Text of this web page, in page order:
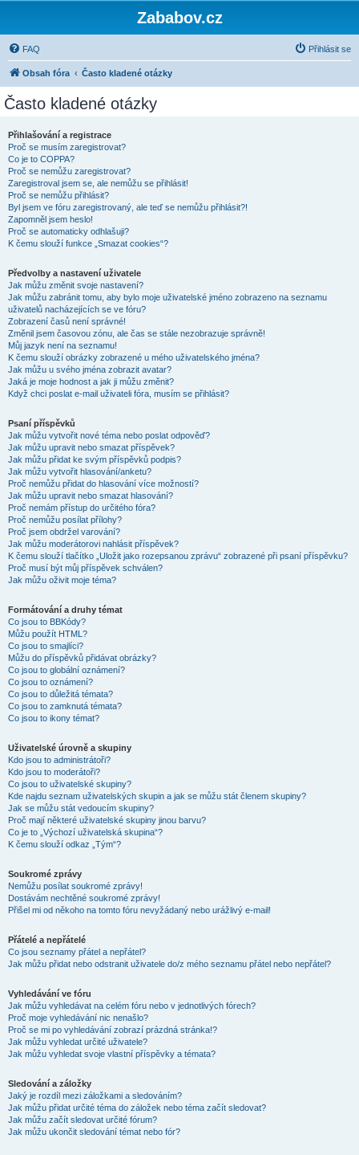
Zababov.cz
FAQ Přihlásit se
Obsah fóra Často kladené otázky
Často kladené otázky
Přihlašování a registrace
Proč se musím zaregistrovat?
Co je to COPPA?
Proč se nemůžu zaregistrovat?
Zaregistroval jsem se, ale nemůžu se přihlásit!
Proč se nemůžu přihlásit?
Byl jsem ve fóru zaregistrovaný, ale teď se nemůžu přihlásit?!
Zapomněl jsem heslo!
Proč se automaticky odhlašuji?
K čemu slouží funkce „Smazat cookies“?
Předvolby a nastavení uživatele
Jak můžu změnit svoje nastavení?
Jak můžu zabránit tomu, aby bylo moje uživatelské jméno zobrazeno na seznamu
uživatelů nacházejících se ve fóru?
Zobrazení časů není správné!
Změnil jsem časovou zónu, ale čas se stále nezobrazuje správně!
Můj jazyk není na seznamu!
K čemu slouží obrázky zobrazené u mého uživatelského jména?
Jak můžu u svého jména zobrazit avatar?
Jaká je moje hodnost a jak ji můžu změnit?
Když chci poslat e-mail uživateli fóra, musím se přihlásit?
Psaní příspěvků
Jak můžu vytvořit nové téma nebo poslat odpověď?
Jak můžu upravit nebo smazat příspěvek?
Jak můžu přidat ke svým příspěvků podpis?
Jak můžu vytvořit hlasování/anketu?
Proč nemůžu přidat do hlasování více možností?
Jak můžu upravit nebo smazat hlasování?
Proč nemám přístup do určitého fóra?
Proč nemůžu posílat přílohy?
Proč jsem obdržel varování?
Jak můžu moderátorovi nahlásit příspěvek?
K čemu slouží tlačítko „Uložit jako rozepsanou zprávu“ zobrazené při psaní příspěvku?
Proč musí být můj příspěvek schválen?
Jak můžu oživit moje téma?
Formátování a druhy témat
Co jsou to BBKódy?
Můžu použít HTML?
Co jsou to smajlíci?
Můžu do příspěvků přidávat obrázky?
Co jsou to globální oznámení?
Co jsou to oznámení?
Co jsou to důležitá témata?
Co jsou to zamknutá témata?
Co jsou to ikony témat?
Uživatelské úrovně a skupiny
Kdo jsou to administrátoři?
Kdo jsou to moderátoři?
Co jsou to uživatelské skupiny?
Kde najdu seznam uživatelských skupin a jak se můžu stát členem skupiny?
Jak se můžu stát vedoucím skupiny?
Proč mají některé uživatelské skupiny jinou barvu?
Co je to „Výchozí uživatelská skupina“?
K čemu slouží odkaz „Tým“?
Soukromé zprávy
Nemůžu posílat soukromé zprávy!
Dostávám nechtěné soukromé zprávy!
Přišel mi od někoho na tomto fóru nevyžádaný nebo urážlivý e-mail!
Přátelé a nepřátelé
Co jsou seznamy přátel a nepřátel?
Jak můžu přidat nebo odstranit uživatele do/z mého seznamu přátel nebo nepřátel?
Vyhledávání ve fóru
Jak můžu vyhledávat na celém fóru nebo v jednotlivých fórech?
Proč moje vyhledávání nic nenašlo?
Proč se mi po vyhledávání zobrazí prázdná stránka!?
Jak můžu vyhledat určité uživatele?
Jak můžu vyhledat svoje vlastní příspěvky a témata?
Sledování a záložky
Jaký je rozdíl mezi záložkami a sledováním?
Jak můžu přidat určité téma do záložek nebo téma začít sledovat?
Jak můžu začít sledovat určité fórum?
Jak můžu ukončit sledování témat nebo fór?